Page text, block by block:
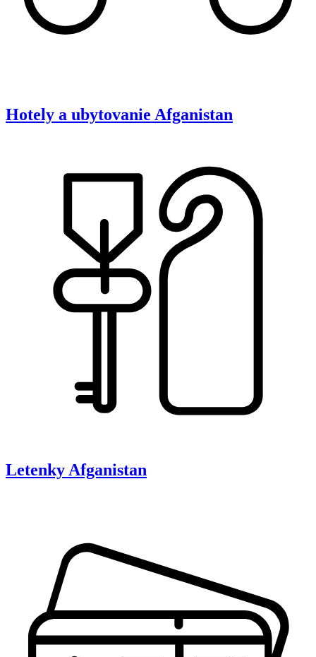
Hotely a ubytovanie Afganistan
Letenky Afganistan